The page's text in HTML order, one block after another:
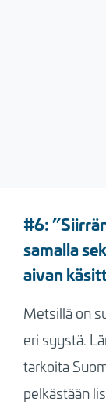
#6:
samalla
aivan
Metsillä on
eri syystä.
tarkoita
pelkästään